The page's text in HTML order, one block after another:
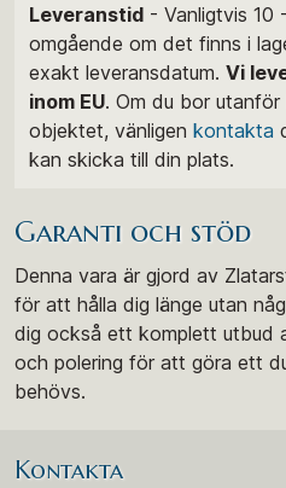
Leveranstid - Vanligtvis 10
omgående om det finns i
exakt leveransdatum. Vi
inom EU. Om du bor
objektet, vänligen kontakta
kan skicka till din plats.
Garanti och stöd
Denna vara är gjord av
för att hålla dig länge utan
dig också ett komplett utbud
och polering för att göra ett
behövs.
Kontakta